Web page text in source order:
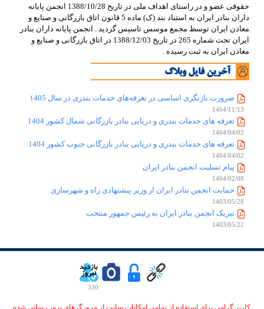
حقوقی عضو و در راستای اهداف ملی در تاریخ 1388/10/28 انجمن پایانه
داران بنادر ایران به استناد بند (ک) ماده 5 قانون اتاق بازرگانی و صنایع و
معادن ایران توسط مجمع موسس تاسیس گردید . انجمن پایانه داران بنادر
ایران تحت شماره 265 در تاریخ 1388/12/03 در اتاق بازرگانی و صنایع و
معادن ایران به ثبت رسیده .
ضرورت بازنگری اساسی در تعرفه‌های خدمات بندری در سال ۱405
1404/11/13
تعرفه های خدمات بندری و دریایی بنادر بازرگانی شمال کشور 1404
1404/04/02
تعرفه های خدمات بندری و دریایی بنادر بازرگانی جنوب کشور 1404
1404/04/02
پیام تسلیت انجمن بنادر ایران
1404/02/08
حمایت انجمن بنادر ایران از وزیر پیشنهادی راه و شهرسازی
1403/05/28
تبریک انجمن بنادر ایران به رئیس جمهور منتخب
1403/05/22
330
کاربر گرامی برای استفاده از تمامی امکانات سایت از مرورگرهای بروز رسانی شده